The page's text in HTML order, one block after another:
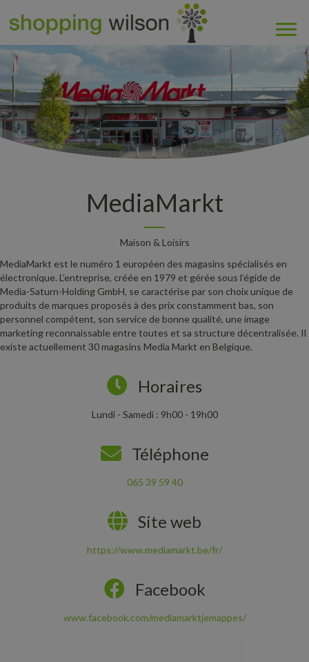
MediaMarkt
Maison & Loisirs
MediaMarkt est le numéro 1 européen des magasins spécialisés en
électronique. L’entreprise, créée en 1979 et gérée sous l’égide de
Media-Saturn-Holding GmbH, se caractérise par son choix unique de
produits de marques proposés à des prix constamment bas, son
personnel compétent, son service de bonne qualité, une image
marketing reconnaissable entre toutes et sa structure décentralisée. Il
existe actuellement 30 magasins Media Markt en Belgique.
Horaires
Lundi - Samedi : 9h00 - 19h00
Téléphone
065 39 59 40
Site web
https://www.mediamarkt.be/fr/
Facebook
www.facebook.com/mediamarktjemappes/